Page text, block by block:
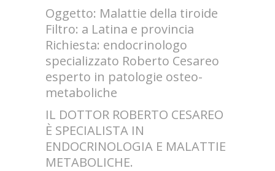
Oggetto: Malattie della tiroide
Filtro: a Latina e provincia
Richiesta: endocrinologo
specializzato Roberto Cesareo
esperto in patologie osteo-
metaboliche
IL DOTTOR ROBERTO CESAREO
È SPECIALISTA IN
ENDOCRINOLOGIA E MALATTIE
METABOLICHE.